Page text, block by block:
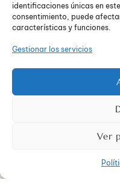
identificaciones únicas en
consentimiento, puede
características y funciones.
Gestionar los servicios
Ver